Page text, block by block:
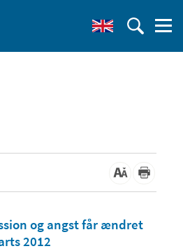
og angst får ændret
2012